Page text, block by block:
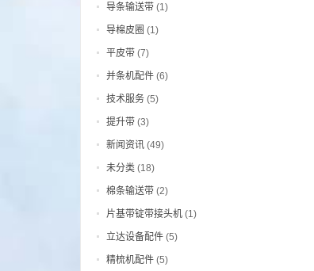
导条输送带 (1)
导棉皮圈 (1)
平皮带 (7)
并条机配件 (6)
技术服务 (5)
提升带 (3)
新闻资讯 (49)
未分类 (18)
棉条输送带 (2)
片基带锭带接头机 (1)
立达设备配件 (5)
精梳机配件 (5)